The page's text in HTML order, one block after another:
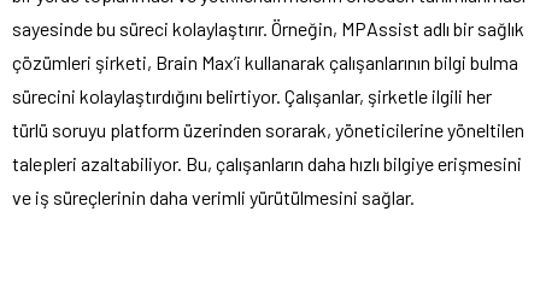
sayesinde bu süreci kolaylaştırır. Örneğin, MPAssist adlı bir sağlık
çözümleri şirketi, Brain Max’i kullanarak çalışanlarının bilgi bulma
sürecini kolaylaştırdığını belirtiyor. Çalışanlar, şirketle ilgili her
türlü soruyu platform üzerinden sorarak, yöneticilerine yöneltilen
talepleri azaltabiliyor. Bu, çalışanların daha hızlı bilgiye erişmesini
ve iş süreçlerinin daha verimli yürütülmesini sağlar.